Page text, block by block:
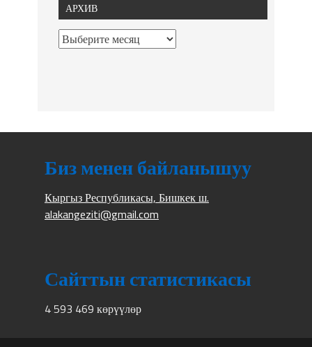
АРХИВ
Биз менен байланышуу
Кыргыз Республикасы, Бишкек ш.
alakangeziti@gmail.com
Сайттын статистикасы
4 593 469 көрүүлөр